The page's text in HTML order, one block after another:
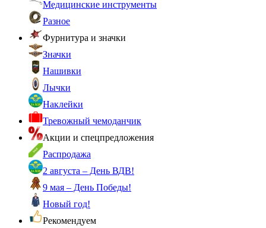
Медицинские инструменты
Разное
Фурнитура и значки
Значки
Нашивки
Лычки
Наклейки
Тревожный чемоданчик
Акции и спецпредложения
Распродажа
2 августа – День ВДВ!
9 мая – День Победы!
Новый год!
Рекомендуем